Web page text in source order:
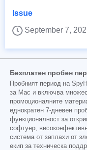
Issue
September 7,
Безплатен пробен
Пробният период на
за Mac и включва
промоционалните
еднократен 7-дневен
функционалност за
софтуер,
система от заплахи от
екип за техническа